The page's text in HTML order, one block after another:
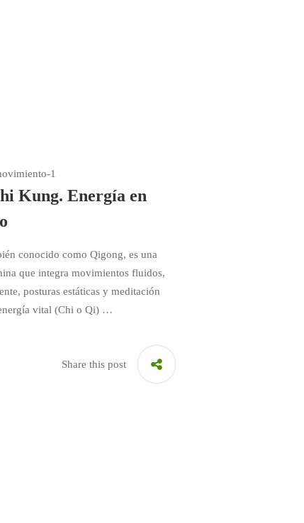
Kung. Energía en
conocido como Qigong, es una
que integra movimientos fluidos,
posturas estáticas y meditación
vital (Chi o Qi) …
Share this post